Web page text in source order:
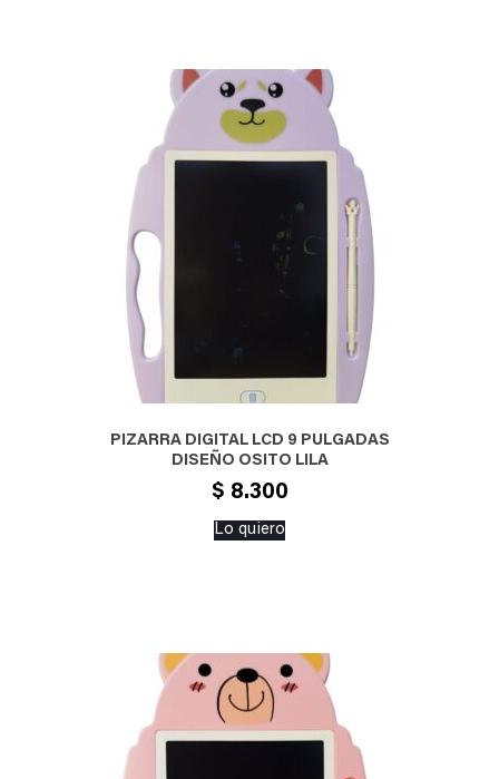
PIZARRA DIGITAL LCD 9 PULGADAS
DISEÑO OSITO LILA
$ 8.300
Lo quiero